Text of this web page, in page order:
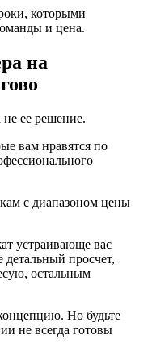
которыми
и цена.
на
не ее решение.
вам нравятся по
с диапазоном цены
устраивающе вас
просчет,
остальным
Но будьте
не всегда готовы